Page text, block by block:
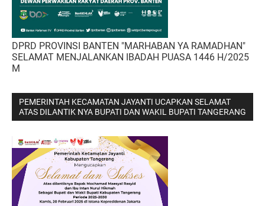
DPRD PROVINSI BANTEN "MARHABAN YA RAMADHAN"
SELAMAT MENJALANKAN IBADAH PUASA 1446 H/2025
M
PEMERINTAH KECAMATAN JAYANTI UCAPKAN SELAMAT
ATAS DILANTIK NYA BUPATI DAN WAKIL BUPATI TANGERANG